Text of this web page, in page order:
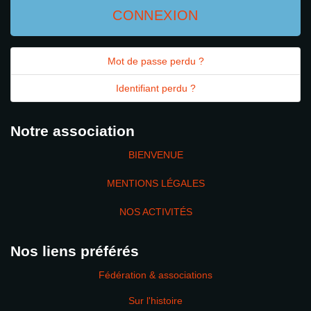
CONNEXION
Mot de passe perdu ?
Identifiant perdu ?
Notre association
BIENVENUE
MENTIONS LÉGALES
NOS ACTIVITÉS
Nos liens préférés
Fédération & associations
Sur l'histoire